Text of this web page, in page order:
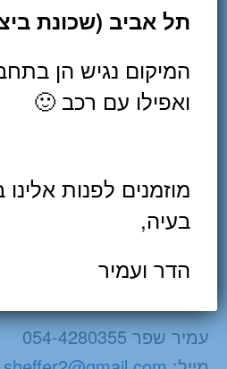
Name
Email
שמור בדפדפן זה את השם, האימייל
שאגיב.
עמיר שפר 054-4280355
תל אביב (שכונת
המיקום נגיש הן
ואפילו עם רכב 🙂
מוזמנים לפנות
בעיה,
הדר ועמיר